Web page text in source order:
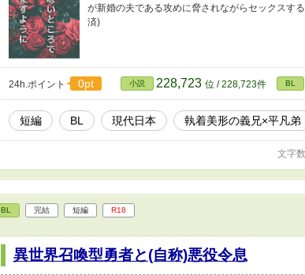
が新婚の夫である攻めに脅されながらセックスす
済)
24h.ポイント 0pt 小説 228,723 位 / 228,723件 BL
短編 BL 現代日本 執着美形の義兄×平凡弟
文字
BL 完結 短編 R18
異世界召喚型勇者と(自称)悪役令息